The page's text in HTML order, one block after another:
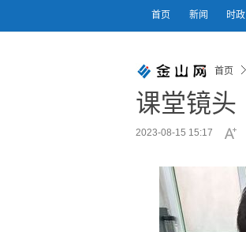
首页 新闻 时政
首页
课堂镜头
2023-08-15 15:17